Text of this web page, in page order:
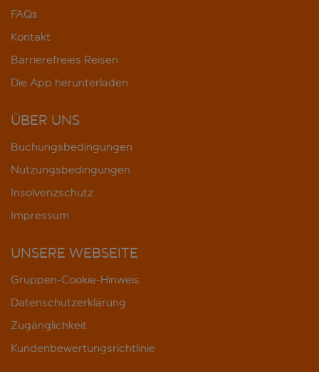
FAQs
Kontakt
Barrierefreies Reisen
Die App herunterladen
ÜBER UNS
Buchungsbedingungen
Nutzungsbedingungen
Insolvenzschutz
Impressum
UNSERE WEBSEITE
Gruppen-Cookie-Hinweis
Datenschutzerklärung
Zugänglichkeit
Kundenbewertungsrichtlinie